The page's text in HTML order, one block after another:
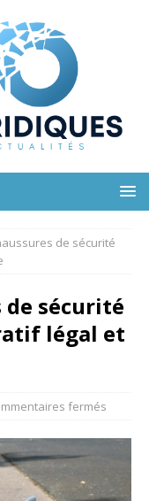
de sécurité
de sécurité
légal et
fermés